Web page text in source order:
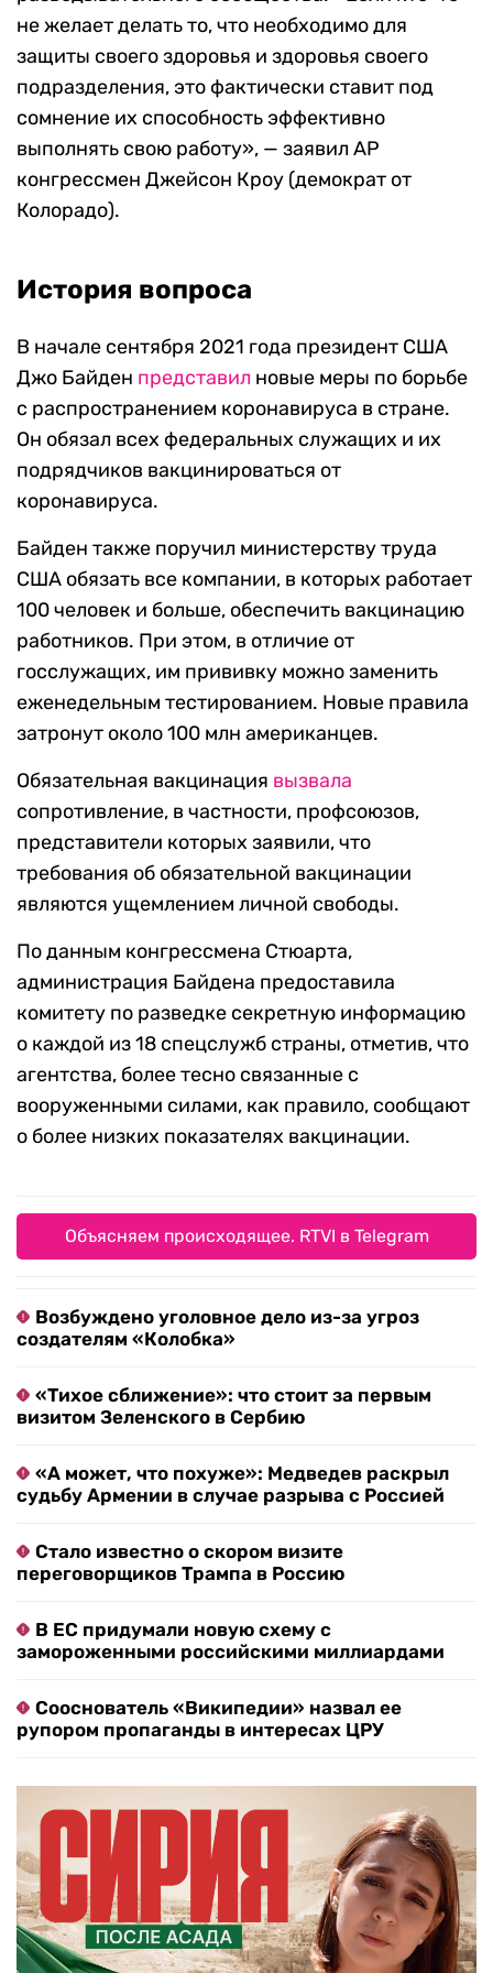
не желает делать то, что необходимо для
защиты своего здоровья и здоровья своего
подразделения, это фактически ставит под
сомнение их способность эффективно
выполнять свою работу», — заявил AP
конгрессмен Джейсон Кроу (демократ от
Колорадо).
История вопроса
В начале сентября 2021 года президент США
Джо Байден представил новые меры по борьбе
с распространением коронавируса в стране.
Он обязал всех федеральных служащих и их
подрядчиков вакцинироваться от
коронавируса.
Байден также поручил министерству труда
США обязать все компании, в которых работает
100 человек и больше, обеспечить вакцинацию
работников. При этом, в отличие от
госслужащих, им прививку можно заменить
еженедельным тестированием. Новые правила
затронут около 100 млн американцев.
Обязательная вакцинация вызвала
сопротивление, в частности, профсоюзов,
представители которых заявили, что
требования об обязательной вакцинации
являются ущемлением личной свободы.
По данным конгрессмена Стюарта,
администрация Байдена предоставила
комитету по разведке секретную информацию
о каждой из 18 спецслужб страны, отметив, что
агентства, более тесно связанные с
вооруженными силами, как правило, сообщают
о более низких показателях вакцинации.
Объясняем происходящее. RTVI в Telegram
Возбуждено уголовное дело из-за угроз
создателям «Колобка»
«Тихое сближение»: что стоит за первым
визитом Зеленского в Сербию
«А может, что похуже»: Медведев раскрыл
судьбу Армении в случае разрыва с Россией
Стало известно о скором визите
переговорщиков Трампа в Россию
В ЕС придумали новую схему с
замороженными российскими миллиардами
Сооснователь «Википедии» назвал ее
рупором пропаганды в интересах ЦРУ